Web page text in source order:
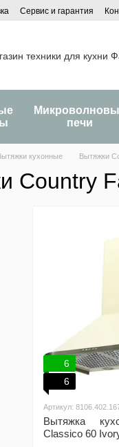
Сервис и гарантия
печи
кухонные Вытяжки
Country
6
6
Артикул:
Вытяжка
Classico 60